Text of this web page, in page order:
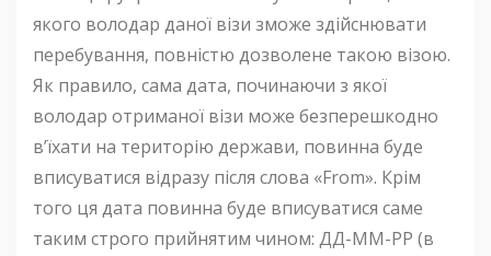
якого володар даної візи зможе здійснювати
перебування, повністю дозволене такою візою.
Як правило, сама дата, починаючи з якої
володар отриманої візи може безперешкодно
в’їхати на територію держави, повинна буде
вписуватися відразу після слова «From». Крім
того ця дата повинна буде вписуватися саме
таким строго прийнятим чином: ДД-ММ-РР (в